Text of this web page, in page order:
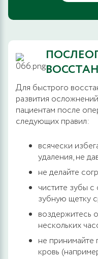
Для быстрого
развития
пациентам после
следующих правил:
всячески
удаления, не
не делайте
чистите зубы
зубную щетку
воздержитесь
нескольких
не
кровь